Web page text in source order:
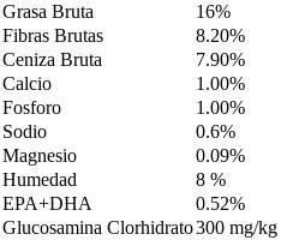
Grasa Bruta
16%
Fibras Brutas
8.20%
Ceniza Bruta
7.90%
Calcio
1.00%
Fosforo
1.00%
Sodio
0.6%
Magnesio
0.09%
Humedad
8 %
EPA+DHA
0.52%
Glucosamina Clorhidrato300 mg/kg